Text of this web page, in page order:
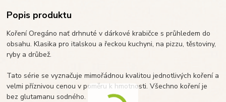
Popis produktu
Koření Oregáno nať drhnuté v dárkové krabičce s průhledem do
obsahu. Klasika pro italskou a řeckou kuchyni, na pizzu, těstoviny,
ryby a drůbež.
Tato série se vyznačuje mimořádnou kvalitou jednotlivých koření a
velmi příznivou cenou v poměru k hmotnosti. Všechno koření je
bez glutamanu sodného.